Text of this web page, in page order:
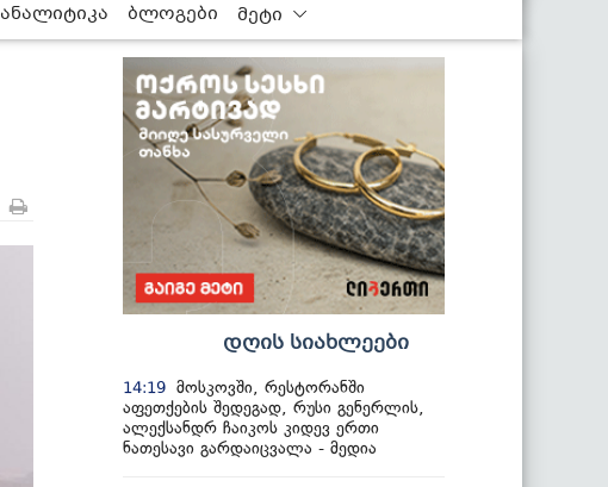
ანალიტიკა ბლოგები მეტი
დღის სიახლეები
14:19 მოსკოვში, რესტორანში
აფეთქების შედეგად, რუსი გენერლის,
ალექსანდრ ჩაიკოს კიდევ ერთი
ნათესავი გარდაიცვალა - მედია